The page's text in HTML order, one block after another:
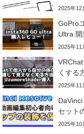
2025年12
GoPro
Ultra 開
2025年11
くする
2025年11
セット
2025年10